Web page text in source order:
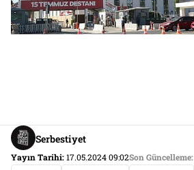
Serbestiyet
Yayın Tarihi:17.05.2024 09:02Son Güncelleme: